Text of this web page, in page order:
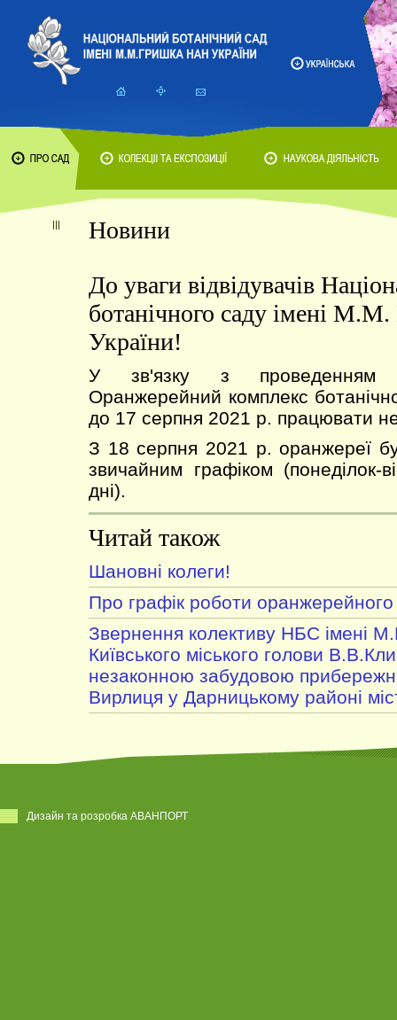
Новини
До уваги відвідувачів
ботанічного саду імені
України!
У зв'язку з проведенням
Оранжерейний комплекс
до 17 серпня 2021 р. працювати
З 18 серпня 2021 р. оранжереї
звичайним графіком (понеділок-
дні).
Читай також
Шановні колеги!
Про графік роботи оранжерейного
Звернення колективу НБС імені
Київського міського голови
незаконною забудовою
Вирлиця у Дарницькому районі
Дизайн та розробка АВАНПОРТ